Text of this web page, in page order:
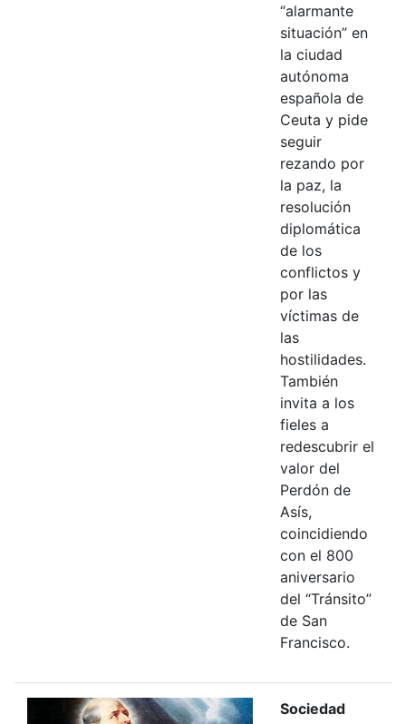
“alarmante
situación” en
la ciudad
autónoma
española de
Ceuta y pide
seguir
rezando por
la paz, la
resolución
diplomática
de los
conflictos y
por las
víctimas de
las
hostilidades.
También
invita a los
fieles a
redescubrir el
valor del
Perdón de
Asís,
coincidiendo
con el 800
aniversario
del “Tránsito”
de San
Francisco.
Sociedad